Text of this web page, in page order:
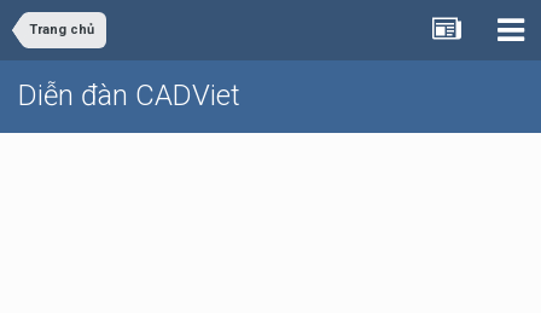
Trang chủ
Diễn đàn CADViet